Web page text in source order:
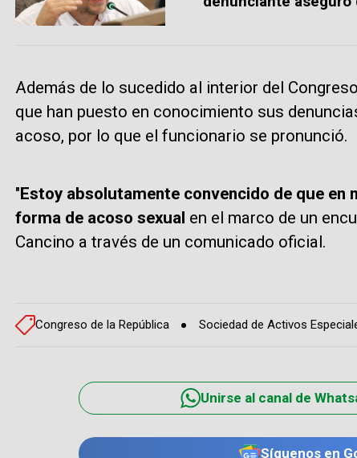
Además de lo sucedido al interior del
que han puesto en conocimiento sus
acoso, por lo que el funcionario se pronunció.
"Estoy absolutamente convencido de que en
forma de acoso sexual en el marco de un
Cancino a través de un comunicado oficial.
Congreso de la República Sociedad de Activos
Unirse al canal de
Síguenos en